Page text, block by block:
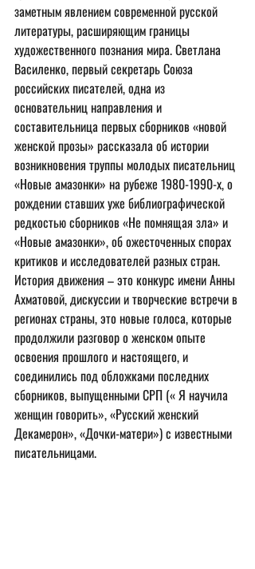
заметным явлением современной русской
литературы, расширяющим границы
художественного познания мира. Светлана
Василенко, первый секретарь Союза
российских писателей, одна из
основательниц направления и
составительница первых сборников «новой
женской прозы» рассказала об истории
возникновения труппы молодых писательниц
«Новые амазонки» на рубеже 1980-1990-х, о
рождении ставших уже библиографической
редкостью сборников «Не помнящая зла» и
«Новые амазонки», об ожесточенных спорах
критиков и исследователей разных стран.
История движения – это конкурс имени Анны
Ахматовой, дискуссии и творческие встречи в
регионах страны, это новые голоса, которые
продолжили разговор о женском опыте
освоения прошлого и настоящего, и
соединились под обложками последних
сборников, выпущенными СРП (« Я научила
женщин говорить», «Русский женский
Декамерон», «Дочки-матери») с известными
писательницами.